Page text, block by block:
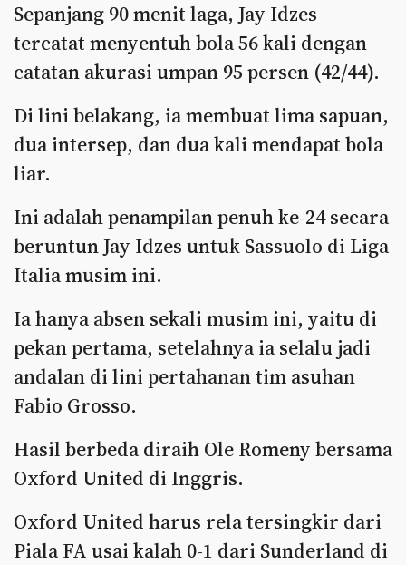
Sepanjang 90 menit laga, Jay Idzes
tercatat menyentuh bola 56 kali dengan
catatan akurasi umpan 95 persen (42/44).
Di lini belakang, ia membuat lima sapuan,
dua intersep, dan dua kali mendapat bola
liar.
Ini adalah penampilan penuh ke-24 secara
beruntun Jay Idzes untuk Sassuolo di Liga
Italia musim ini.
Ia hanya absen sekali musim ini, yaitu di
pekan pertama, setelahnya ia selalu jadi
andalan di lini pertahanan tim asuhan
Fabio Grosso.
Hasil berbeda diraih Ole Romeny bersama
Oxford United di Inggris.
Oxford United harus rela tersingkir dari
Piala FA usai kalah 0-1 dari Sunderland di